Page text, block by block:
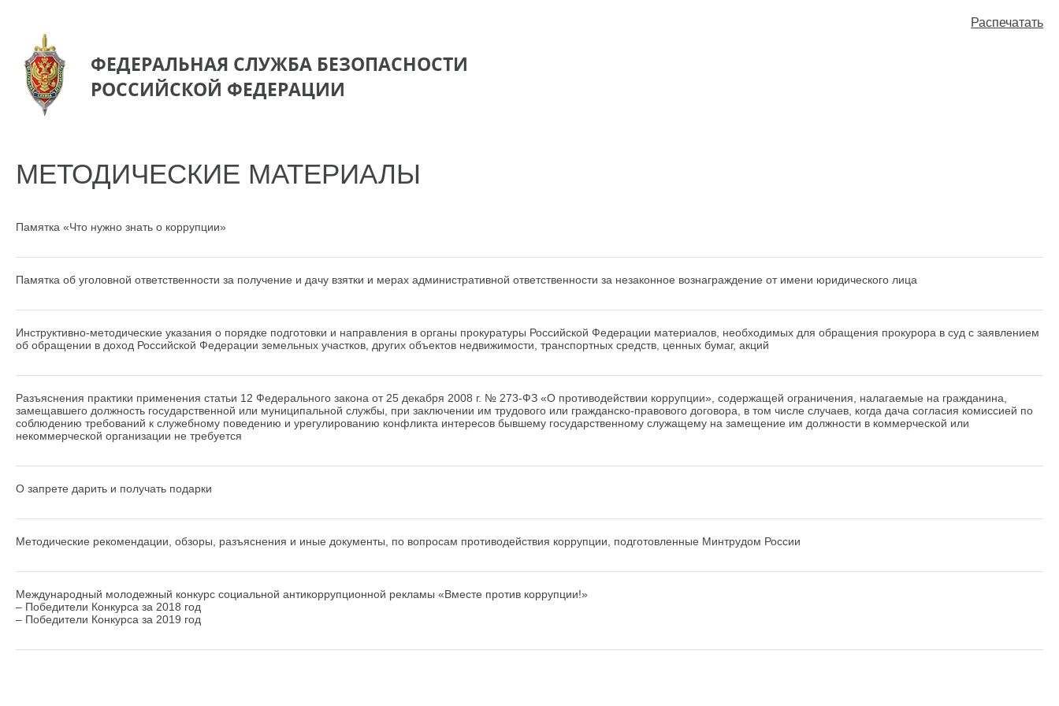
ФЕДЕРАЛЬНАЯ СЛУЖБА БЕЗОПАСНОСТИ
РОССИЙСКОЙ ФЕДЕРАЦИИ
Распечатать
МЕТОДИЧЕСКИЕ МАТЕРИАЛЫ
Памятка «Что нужно знать о коррупции»
Памятка об уголовной ответственности за получение и дачу взятки и мерах административной ответственности за незаконное вознаграждение от имени юридического лица
Инструктивно-методические указания о порядке подготовки и направления в органы прокуратуры Российской Федерации материалов, необходимых для обращения прокурора в суд с заявлением
об обращении в доход Российской Федерации земельных участков, других объектов недвижимости, транспортных средств, ценных бумаг, акций
Разъяснения практики применения статьи 12 Федерального закона от 25 декабря 2008 г. № 273-ФЗ «О противодействии коррупции», содержащей ограничения, налагаемые на гражданина,
замещавшего должность государственной или муниципальной службы, при заключении им трудового или гражданско-правового договора, в том числе случаев, когда дача согласия комиссией по
соблюдению требований к служебному поведению и урегулированию конфликта интересов бывшему государственному служащему на замещение им должности в коммерческой или
некоммерческой организации не требуется
О запрете дарить и получать подарки
Методические рекомендации, обзоры, разъяснения и иные документы, по вопросам противодействия коррупции, подготовленные Минтрудом России
Международный молодежный конкурс социальной антикоррупционной рекламы «Вместе против коррупции!»
– Победители Конкурса за 2018 год
– Победители Конкурса за 2019 год